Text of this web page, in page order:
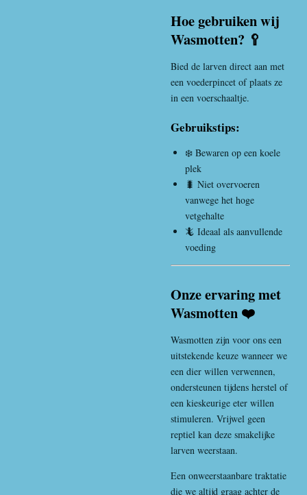
Hoe gebruiken wij
Wasmotten? 🥄
Bied de larven direct aan met
een voederpincet of plaats ze
in een voerschaaltje.
Gebruikstips:
❄️ Bewaren op een koele
plek
🐛 Niet overvoeren
vanwege het hoge
vetgehalte
🦎 Ideaal als aanvullende
voeding
Onze ervaring met
Wasmotten ❤️
Wasmotten zijn voor ons een
uitstekende keuze wanneer we
een dier willen verwennen,
ondersteunen tijdens herstel of
een kieskeurige eter willen
stimuleren. Vrijwel geen
reptiel kan deze smakelijke
larven weerstaan.
Een onweerstaanbare traktatie
die we altijd graag achter de